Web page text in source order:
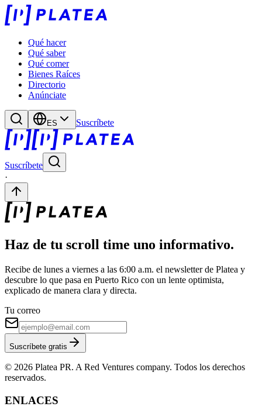
Qué hacer
Qué saber
Qué comer
Bienes Raíces
Directorio
Anúnciate
ES Suscríbete
Suscríbete
·
Haz de tu scroll time uno informativo.
Recibe de lunes a viernes a las 6:00 a.m. el newsletter de Platea y
descubre lo que pasa en Puerto Rico con un lente optimista,
explicado de manera clara y directa.
Tu correo
Suscríbete gratis
© 2026 Platea PR. A Red Ventures company. Todos los derechos
reservados.
ENLACES